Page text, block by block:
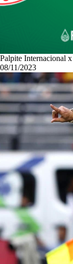
Palpite Internacional
08/11/2023